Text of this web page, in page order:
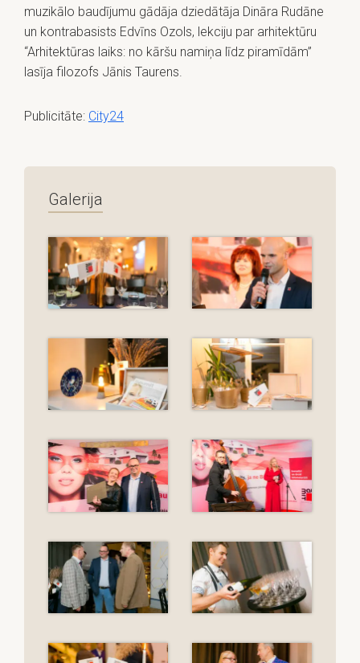
muzikālo baudījumu gādāja dziedātāja Dināra Rudāne
un kontrabasists Edvīns Ozols, lekciju par arhitektūru
“Arhitektūras laiks: no kāršu namiņa līdz piramīdām”
lasīja filozofs Jānis Taurens.
Publicitāte: City24
Galerija